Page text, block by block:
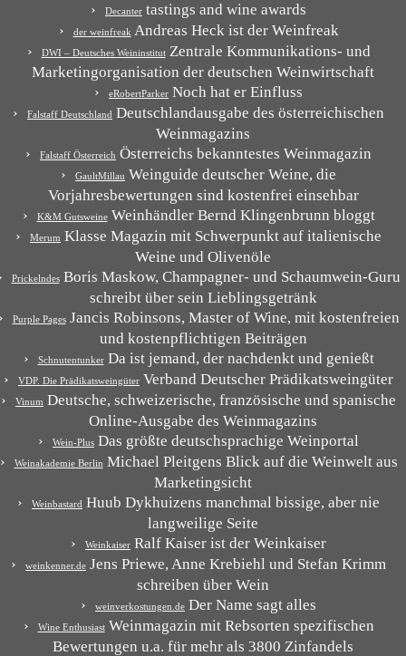
Decanter tastings and wine awards
der weinfreakAndreas Heck ist der Weinfreak
DWI – Deutsches WeininstitutZentrale Kommunikations- und
Marketingorganisation der deutschen Weinwirtschaft
eRobertParker Noch hat er Einfluss
Falstaff Deutschland Deutschlandausgabe des österreichischen
Weinmagazins
Falstaff Österreich Österreichs bekanntestes Weinmagazin
GaultMillau Weinguide deutscher Weine, die
Vorjahresbewertungen sind kostenfrei einsehbar
K&M GutsweineWeinhändler Bernd Klingenbrunn bloggt
Merum Klasse Magazin mit Schwerpunkt auf italienische
Weine und Olivenöle
PrickelndesBoris Maskow, Champagner- und Schaumwein-Guru
schreibt über sein Lieblingsgetränk
Purple PagesJancis Robinsons, Master of Wine, mit kostenfreien
und kostenpflichtigen Beiträgen
SchnutentunkerDa ist jemand, der nachdenkt und genießt
VDP. Die Prädikatsweingüter Verband Deutscher Prädikatsweingüter
Vinum Deutsche, schweizerische, französische und spanische
Online-Ausgabe des Weinmagazins
Wein-Plus Das größte deutschsprachige Weinportal
Weinakademie Berlin Michael Pleitgens Blick auf die Weinwelt aus
Marketingsicht
Weinbastard Huub Dykhuizens manchmal bissige, aber nie
langweilige Seite
Weinkaiser Ralf Kaiser ist der Weinkaiser
weinkenner.de Jens Priewe, Anne Krebiehl und Stefan Krimm
schreiben über Wein
weinverkostungen.de Der Name sagt alles
Wine EnthusiastWeinmagazin mit Rebsorten spezifischen
Bewertungen u.a. für mehr als 3800 Zinfandels